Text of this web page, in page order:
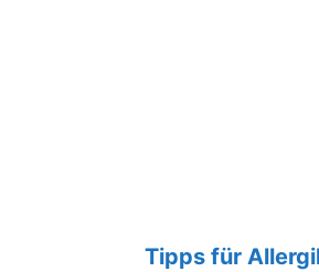
Tipps für